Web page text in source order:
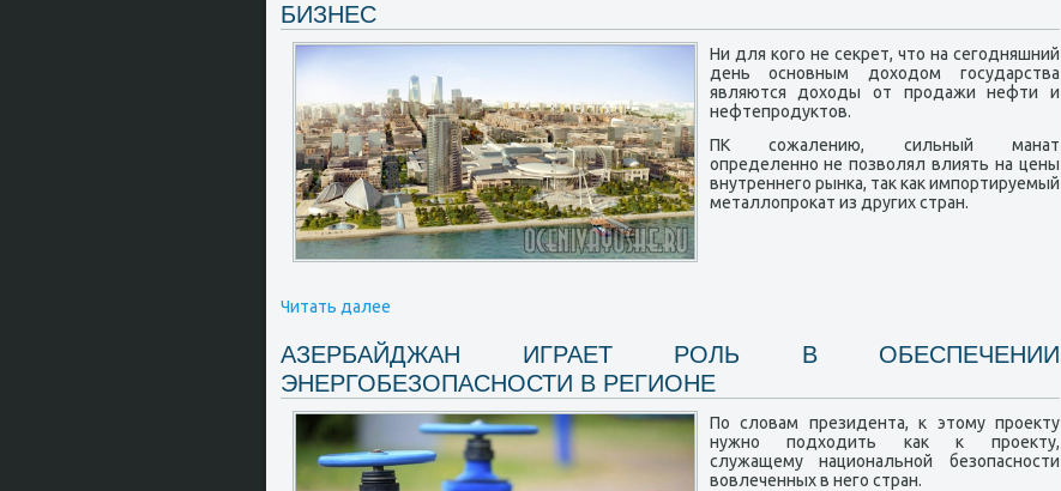
БИЗНЕС
Ни для кого не секрет, что на сегодняшний
день основным доходом государства
являются доходы от продажи нефти и
нефтепродуктов.
ПК сожалению, сильный манат
определенно не позволял влиять на цены
внутреннего рынка, так как импортируемый
металлопрокат из других стран.
Читать далее
АЗЕРБАЙДЖАН ИГРАЕТ РОЛЬ В ОБЕСПЕЧЕНИИ
ЭНЕРГОБЕЗОПАСНОСТИ В РЕГИОНЕ
По словам президента, к этому проекту
нужно подходить как к проекту,
служащему национальной безопасности
вовлеченных в него стран.